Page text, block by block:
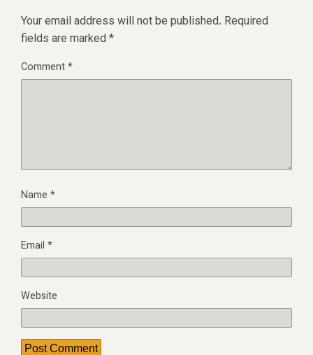
Your email address will not be published. Required
fields are marked *
Comment*
Name *
Email *
Website